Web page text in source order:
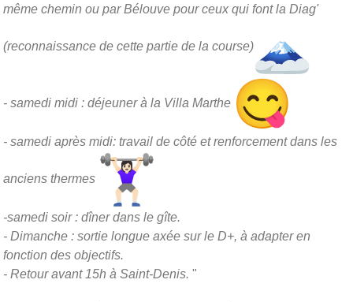
même chemin ou par Bélouve pour ceux qui font la Diag'
(reconnaissance de cette partie de la course)
- samedi midi : déjeuner à la Villa Marthe
- samedi après midi: travail de côté et renforcement dans les
anciens thermes
-samedi soir : dîner dans le gîte.
- Dimanche : sortie longue axée sur le D+, à adapter en
fonction des objectifs.
- Retour avant 15h à Saint-Denis. "